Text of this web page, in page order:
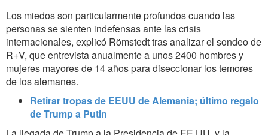
Los miedos son particularmente profundos cuando las
personas se sienten indefensas ante las crisis
internacionales, explicó Römstedt tras analizar el sondeo de
R+V, que entrevista anualmente a unos 2400 hombres y
mujeres mayores de 14 años para diseccionar los temores
de los alemanes.
Retirar tropas de EEUU de Alemania; último regalo
de Trump a Putin